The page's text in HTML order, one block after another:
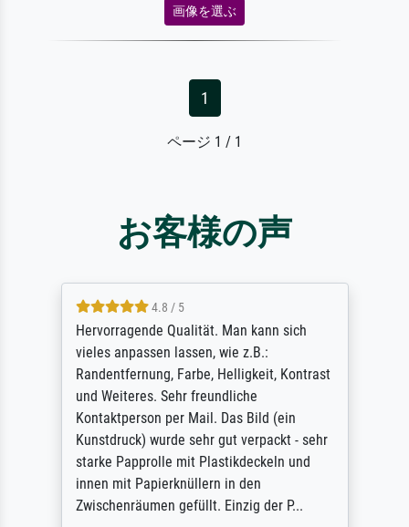
画像を選ぶ
1
ページ 1 / 1
お客様の声
4.8 / 5
So, I ordered a large print of The
Annunciation by Fra Angelico from a very
large and popular American "art/poster"
site advertising giclee print quality. The
quality for a large print was atrocious. They
refunded me when I sent pictures of the
blurry print vs. a Wikipedia commons
representation. They stated they couldn't
do ...